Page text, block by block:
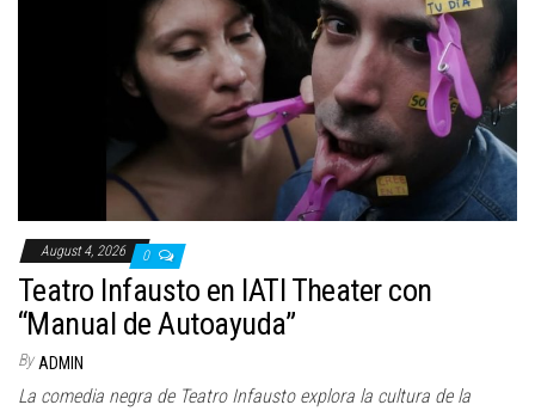
August 4, 2026 0
Teatro Infausto en IATI Theater con
“Manual de Autoayuda”
By ADMIN
La comedia negra de Teatro Infausto explora la cultura de la